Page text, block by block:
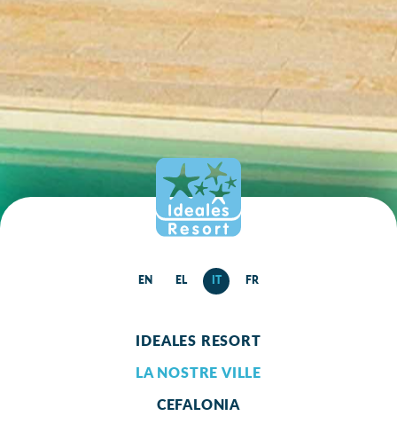
EN EL IT FR
IDEALES RESORT
LA NOSTRE VILLE
CEFALONIA